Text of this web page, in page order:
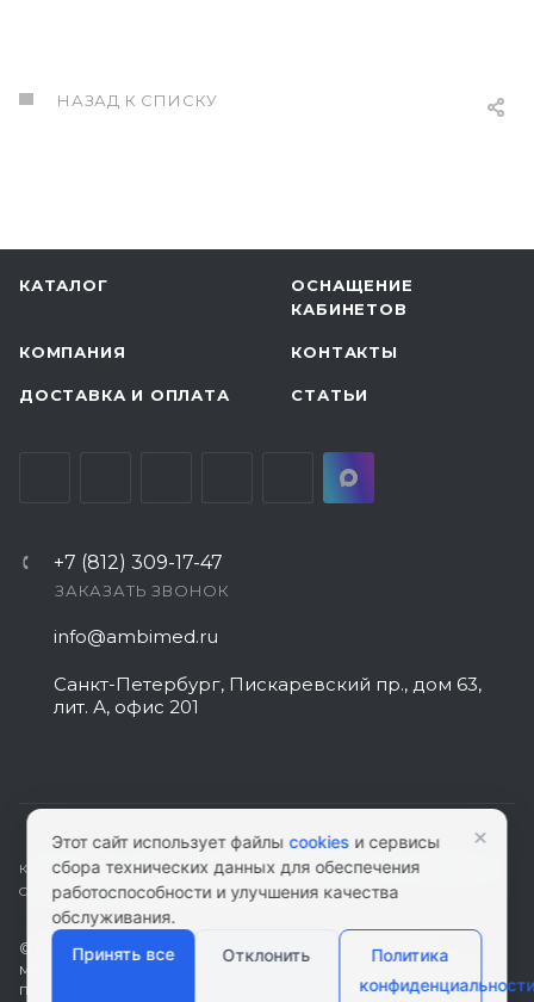
НАЗАД К СПИСКУ
КАТАЛОГ
ОСНАЩЕНИЕ
КАБИНЕТОВ
КОМПАНИЯ КОНТАКТЫ
ДОСТАВКА И ОПЛАТА СТАТЬИ
+7 (812) 309-17-47
ЗАКАЗАТЬ ЗВОНОК
info@ambimed.ru
Санкт-Петербург, Пискаревский пр., дом 63,
лит. А, офис 201
КАРТА САЙТА|ПОЛИТИКА КОНФИДЕНЦИАЛЬНОСТИ|СОГЛАСИЕ НА
ОБРАБОТКУ ПЕРСОНАЛЬНЫХ ДАННЫХ
© 2026 ambimed.ru - Медицинское оборудование и
медтехника. Информация на этом ресурсе не является
публичной офертой.
Этот сайт использует файлыcookies и сервисы
сбора технических данных для обеспечения
работоспособности и улучшения качества
обслуживания.
Принять все
Отклонить
Политика
конфиденциальности
×